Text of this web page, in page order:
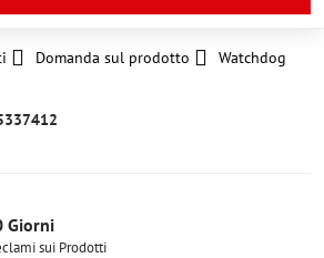
Domanda sul prodotto
Watchdog
Giorni
sui Prodotti